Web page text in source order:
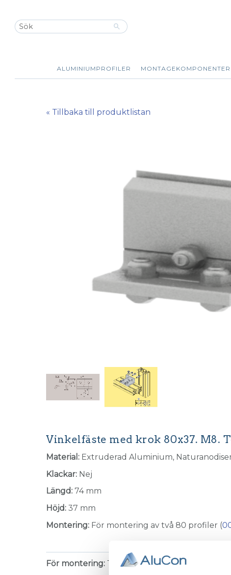
ALUMINIUMPROFILER MONTAGEKOMPONENTER
« Tillbaka till produktlistan
Vinkelfäste med krok 80x37. M8.
Material: Extruderad Aluminium,
Klackar: Nej
Längd: 74 mm
Höjd: 37 mm
Montering: För montering av två 80 profiler (
För montering: T-spår 8 (ingår)